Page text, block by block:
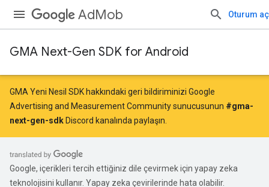
AdMob Oturum aç
GMA Next-Gen SDK for Android
GMA Yeni Nesil SDK hakkındaki geri bildiriminizi Google
Advertising and Measurement Community sunucusunun #gma-
next-gen-sdk Discord kanalında paylaşın.
Google, içerikleri tercih ettiğiniz dile çevirmek için yapay zeka
teknolojisini kullanır. Yapay zeka çevirilerinde hata olabilir.